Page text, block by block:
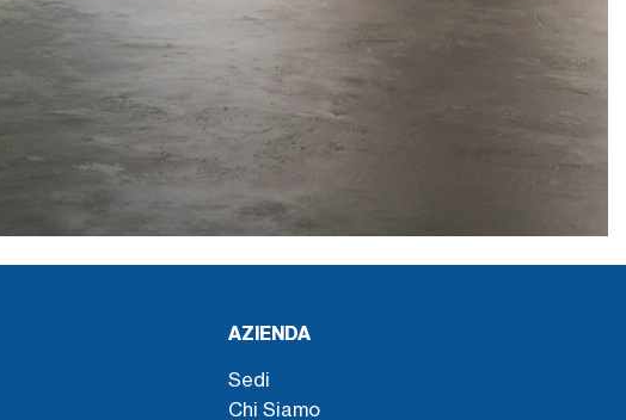
AZIENDA
Sedi
Chi Siamo